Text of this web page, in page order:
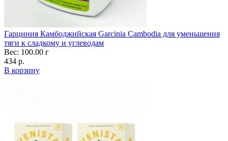
Гарциния Камбоджийская Garcinia Cambodia для уменьшения
тяги к сладкому и углеводам
Вес: 100.00 г
434 р.
В корзину